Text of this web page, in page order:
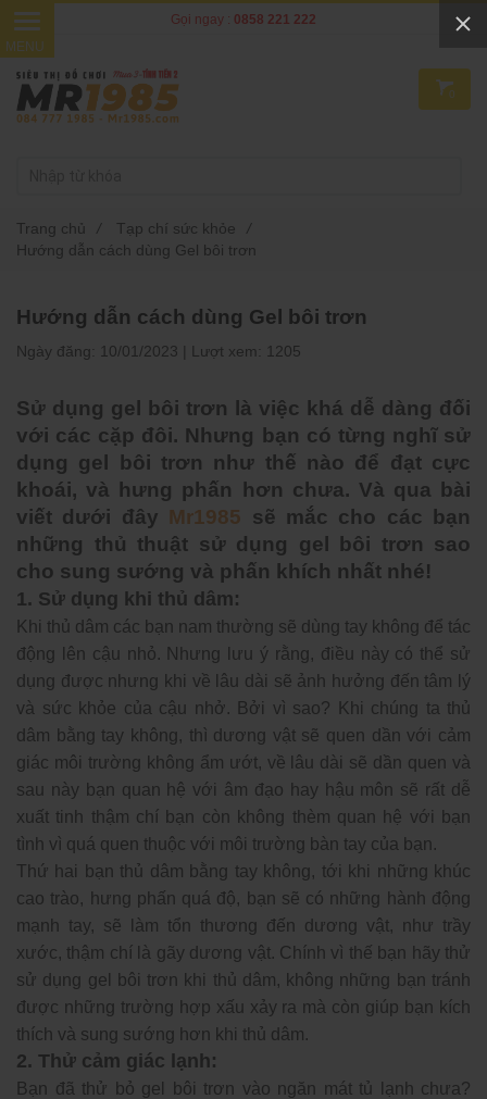
Hướng dẫn cách dùng Gel bôi trơn
Ngày đăng: 10/01/2023 | Lượt xem: 1205
Sử dụng gel bôi trơn là việc khá dễ dàng đối
với các cặp đôi. Nhưng bạn có từng nghĩ sử
dụng gel bôi trơn như thế nào để đạt cực
khoái, và hưng phấn hơn chưa. Và qua bài
viết dưới đây Mr1985 sẽ mắc cho các bạn
những thủ thuật sử dụng gel bôi trơn sao
cho sung sướng và phấn khích nhất nhé!
1. Sử dụng khi thủ dâm:
Khi thủ dâm các bạn nam thường sẽ dùng tay không để tác
động lên cậu nhỏ. Nhưng lưu ý rằng, điều này có thể sử
dụng được nhưng khi về lâu dài sẽ ảnh hưởng đến tâm lý
và sức khỏe của cậu nhở. Bởi vì sao? Khi chúng ta thủ
dâm bằng tay không, thì dương vật sẽ quen dần với cảm
giác môi trường không ẩm ướt, về lâu dài sẽ dần quen và
sau này bạn quan hệ với âm đạo hay hậu môn sẽ rất dễ
xuất tinh thậm chí bạn còn không thèm quan hệ với bạn
tình vì quá quen thuộc với môi trường bàn tay của bạn.
Thứ hai bạn thủ dâm bằng tay không, tới khi những khúc
cao trào, hưng phấn quá độ, bạn sẽ có những hành động
mạnh tay, sẽ làm tổn thương đến dương vật, như trầy
xước, thậm chí là gãy dương vật. Chính vì thế bạn hãy thử
sử dụng gel bôi trơn khi thủ dâm, không những bạn tránh
được những trường hợp xấu xảy ra mà còn giúp bạn kích
thích và sung sướng hơn khi thủ dâm.
2. Thử cảm giác lạnh:
Bạn đã thử bỏ gel bôi trơn vào ngăn mát tủ lạnh chưa?
Trang chủ / Tạp chí sức khỏe
/
Hướng dẫn cách dùng Gel bôi trơn
Gọi ngay : 0858 221 222
0